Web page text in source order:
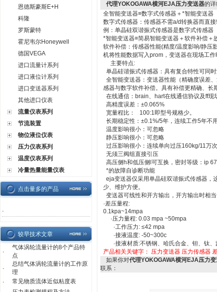
恩德斯豪斯E+H
科隆
罗斯蒙特
霍尼韦尔Honeywell
德国VEGA
进口流量计系列
进口液位计系列
进口变送器系列
其他进口仪表
流量仪表系列
节流装置
物位液位仪表
压力仪表系列
温度仪表系列
冷量热量能量仪表
点击量多的产品
·
较早技术文章
·
气体涡轮流量计的8个产品特
点
·
总结气体涡轮流量计的工作原
理
·
常见物质流体近似粘度表
代理YOKOGAWA横河EJA压力变送器的
全智能变送器≡数字式传感器＋*智能变送器
数字式传感器：传感器不需a/d转换器而直
例：单晶硅双谐振式传感器是数字式传感器
*智能变送器≡简易智能变送器＋软件补偿＋
软件补偿：传感器性能(精度/温度影响/静压
机将性能数据写入prom，变送器在现场工
主要特点:
单晶硅谐振式传感器：具有复合特性可同
全智能变送器：变送器性能（精确度误差
感器与数字软件补偿。具有补偿更精确、长
在线通信：brain、hart在线通信协议及ff现
高精度误差：±0.065%
宽量程比： 100:1即型号规格少。
长期稳定性：±0.1%/5年，连续工作5年不
温度影响很小：可忽略
静压影响很小：可忽略
过压影响很小：连续单向过压160kg/11万
无须三阀组直接引压
高压侧h和低压侧l可互换，密封等级：ip
*的故障自诊断功能
eja变送器仅采用单晶硅双谐振式传感器
少、维护方便。
变送器可线性和开方输出，开方输出时相
·差压量程:
0.1kpa~14mpa
·压力量程: 0.03 mpa ~50mpa
·工作压力: ≤42 mpa
·接液温度: -50~300c
·接液材质:不锈钢、哈氏合金、钽、钛、
产品相关关键字： 压力变送器 压力传感器
如果你对代理YOKOGAWA横河EJA压力
联系：